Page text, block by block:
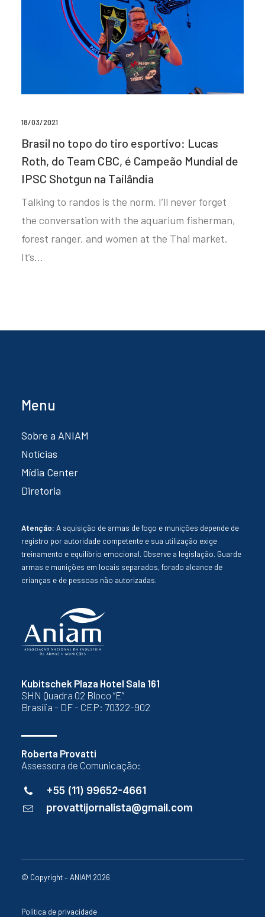
18/03/2021
Brasil no topo do tiro esportivo: Lucas
Roth, do Team CBC, é Campeão Mundial de
IPSC Shotgun na Tailândia
Talking to randos is the norm. I’ll never forget
the conversation with the aquarium fisherman,
forest ranger, and women at the Thai market.
It’s…
Kubitschek Plaza Hotel Sala 161
SHN Quadra 02 Bloco “E”
Brasília - DF - CEP: 70322-902
Roberta Provatti
Assessora de Comunicação:
+55 (11) 99652-4661
provattijornalista@gmail.com
Menu
Sobre a ANIAM
Notícias
Mídia Center
Diretoria
Atenção: A aquisição de armas de fogo e munições depende de
registro por autoridade competente e sua utilização exige
treinamento e equilíbrio emocional. Observe a legislação. Guarde
armas e munições em locais separados, forado alcance de
crianças e de pessoas não autorizadas.
© Copyright – ANIAM 2026
Política de privacidade